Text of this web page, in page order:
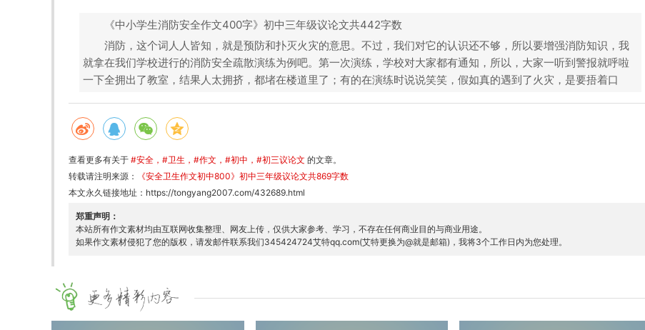
《中小学生消防安全作文400字》初中三年级议论文共442字数
消防，这个词人人皆知，就是预防和扑灭火灾的意思。不过，我们对它的认识还不够，所以要增强消防知识，我
就拿在我们学校进行的消防安全疏散演练为例吧。第一次演练，学校对大家都有通知，所以，大家一听到警报就呼啦
一下全拥出了教室，结果人太拥挤，都堵在楼道里了；有的在演练时说说笑笑，假如真的遇到了火灾，是要捂着口
查看更多有关于 #安全 #卫生 #作文 #初中 #初三议论文 的文章。
转载请注明来源：
《安全卫生作文初中800》初中三年级议论文共869字数
本文永久链接地址： https://tongyang2007.com/432689.html
郑重声明：
本站所有作文素材均由互联网收集整理、网友上传，仅供大家参考、学习，不存在任何商业目的与商业用途。
如果作文素材侵犯了您的版权，请发邮件联系我们345424724艾特qq.com(艾特更换为@就是邮箱)，我将3个工作日内为您处理。